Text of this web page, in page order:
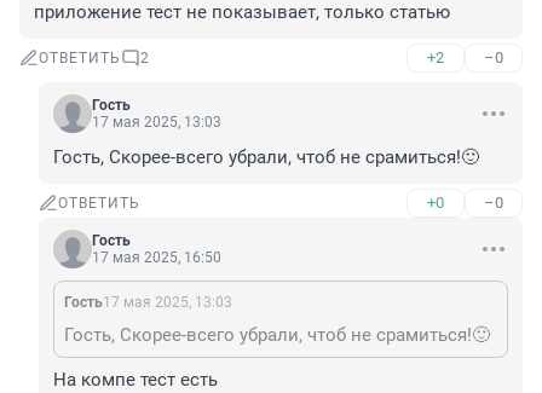
приложение тест не показывает, только статью
ОТВЕТИТЬ 2 +2 –0
Гость
17 мая 2025, 13:03
Гость, Скорее-всего убрали, чтоб не срамиться!🙂
ОТВЕТИТЬ +0 –0
Гость
17 мая 2025, 16:50
Гость17 мая 2025, 13:03
Гость, Скорее-всего убрали, чтоб не срамиться!🙂
На компе тест есть